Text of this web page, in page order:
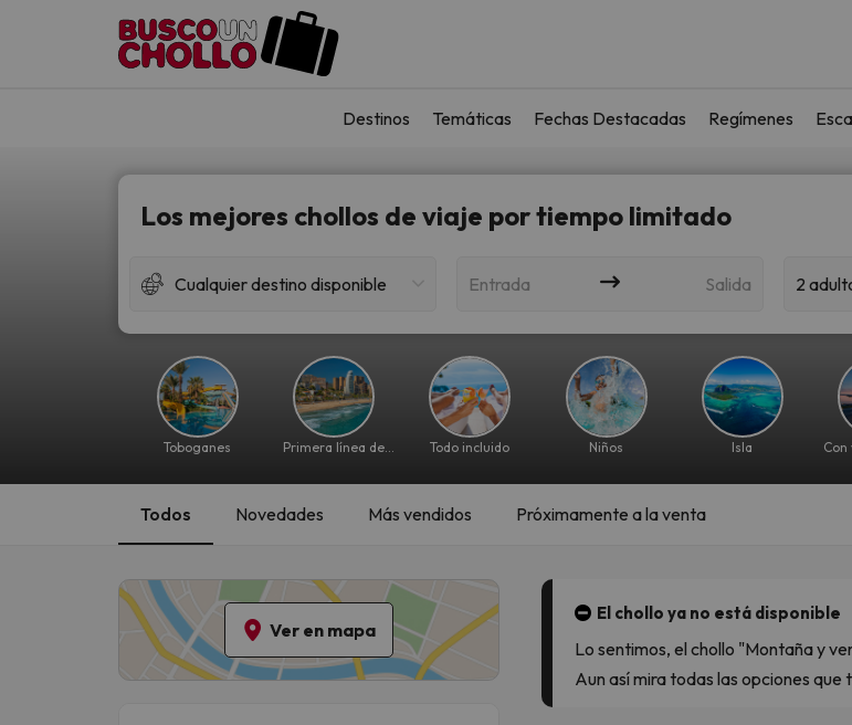
Destinos Temáticas Fechas Destacadas Regímenes
Los mejores chollos de viaje por tiempo limitado
Cualquier destino disponible Entrada Salida 2
Toboganes
Primera línea de
Todo incluido Niños Isla Con
Todos Novedades Más vendidos Próximamente a la venta
El chollo ya no está disponible
Lo sentimos, el chollo "Montaña y
Aun así mira todas las opciones que
Ver en mapa